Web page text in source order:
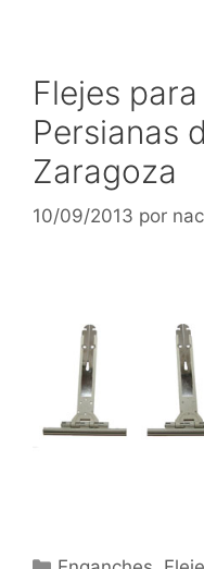
Flejes
Persianas
Zaragoza
10/09/2013 por
Categorías